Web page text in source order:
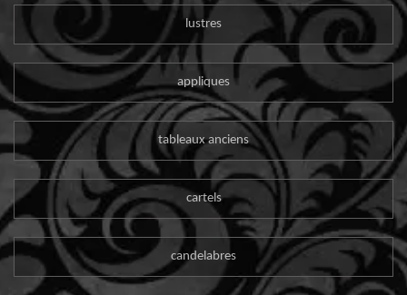
lustres
appliques
tableaux anciens
cartels
candelabres